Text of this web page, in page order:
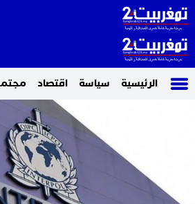
الرئيسية سياسة اقتصاد